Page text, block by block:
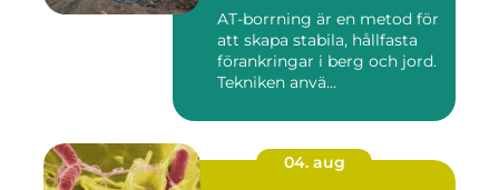
AT-borrning är en metod för
att skapa stabila, hållfasta
förankringar i berg och jord.
Tekniken anvä...
04. aug